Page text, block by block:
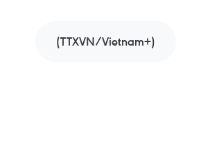
(TTXVN/Vietnam+)